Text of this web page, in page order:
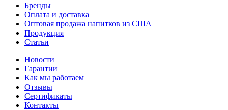
Бренды
Оплата и доставка
Оптовая продажа напитков из США
Продукция
Статьи
Новости
Гарантии
Как мы работаем
Отзывы
Сертификаты
Контакты